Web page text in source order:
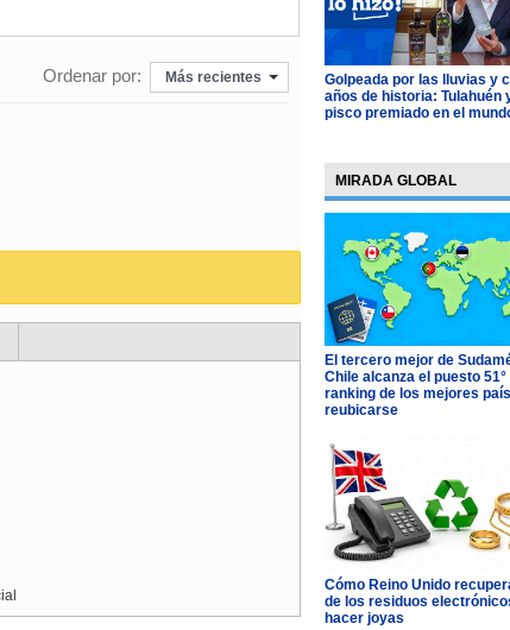
Ordenar por: Más recientes
Golpeada por las lluvias y
años de historia: Tulahuén
pisco premiado en el
MIRADA GLOBAL
El tercero mejor de
Chile alcanza el puesto 51°
ranking de los mejores
reubicarse
Cómo Reino Unido
de los residuos
hacer joyas